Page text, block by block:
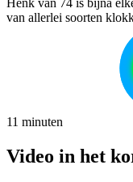
Henk van 74 is bijna
van allerlei soorten
11 minuten
Video in het